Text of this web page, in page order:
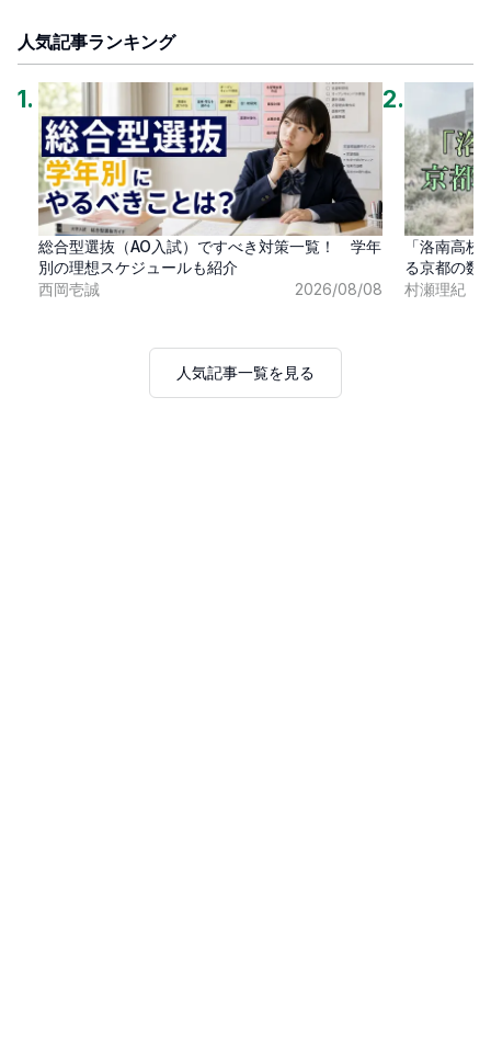
人気記事ランキング
1 .
総合型選抜（AO入試）ですべき対策一覧！ 学年
別の理想スケジュールも紹介
西岡壱誠
2026/08/08
2.
「洛南高
る京都の数
村瀬理紀
人気記事一覧を見る